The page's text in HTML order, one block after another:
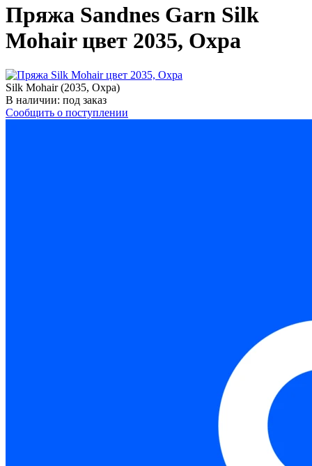
Пряжа Sandnes Garn Silk
Mohair цвет 2035, Охра
Silk Mohair (2035, Охра)
В наличии: под заказ
Сообщить о поступлении